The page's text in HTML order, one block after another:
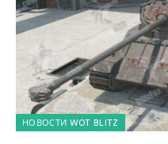
НОВОСТИ WOT BLITZ